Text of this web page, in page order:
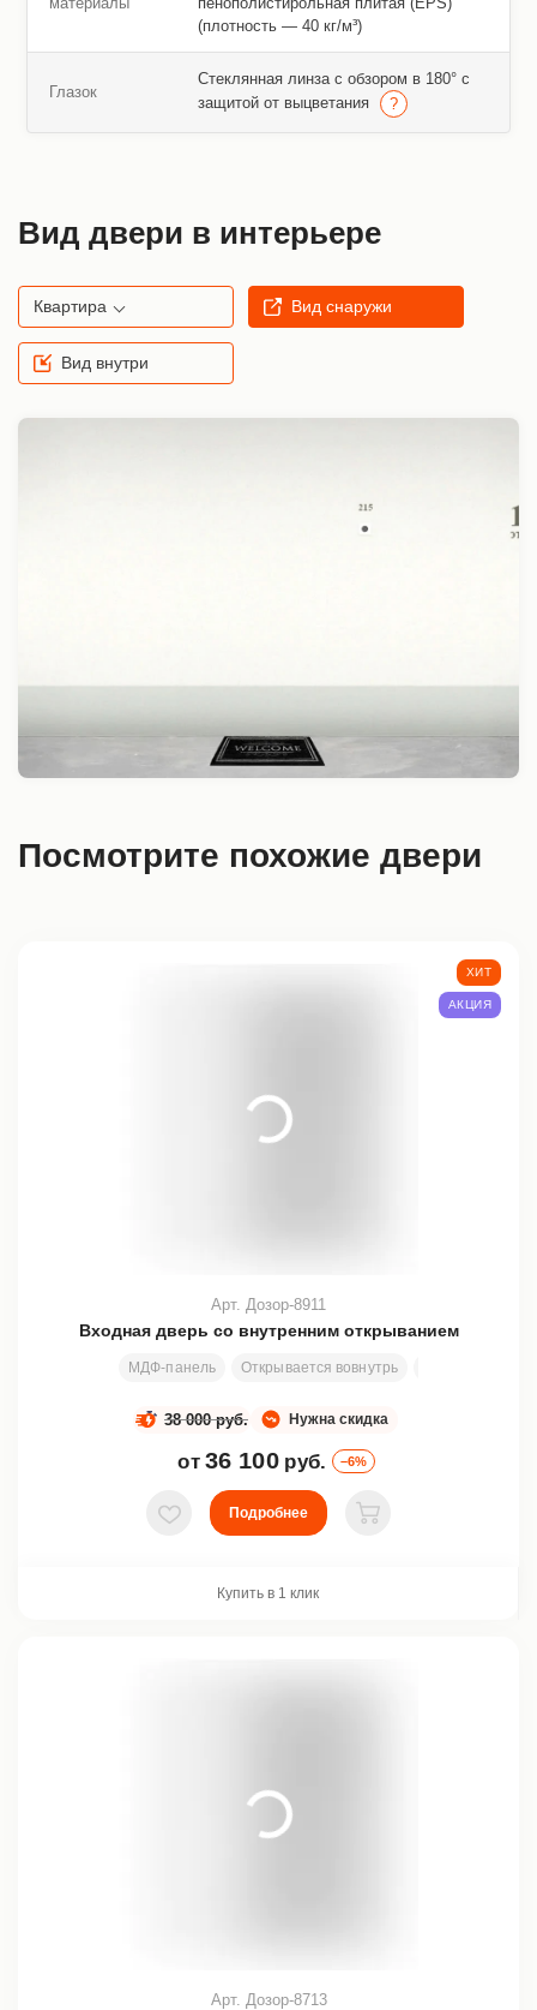
(плотность — 40 кг/м³)
Глазок
Стеклянная линза с обзором в 180° с
защитой от выцветания
Вид двери в интерьере
Квартира Вид снаружи
Вид внутри
Посмотрите похожие двери
Входная дверь со внутренним открыванием
МДФ-панель Открывается вовнутрь
Арт. Дозор-8911
Нужна скидка
38 000 руб.
от 36 100 руб. –6%
ХИТ
АКЦИЯ
В избранное
Подробнее
В корзину
Купить в 1 клик
Арт. Дозор-8713